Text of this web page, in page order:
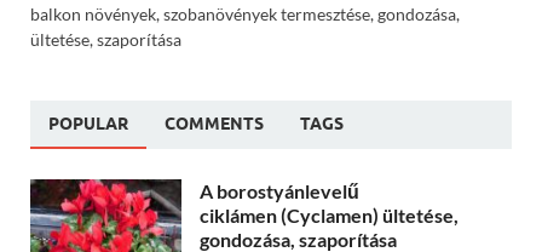
balkon növények, szobanövények termesztése, gondozása,
ültetése, szaporítása
POPULAR COMMENTS TAGS
A borostyánlevelű
ciklámen (Cyclamen) ültetése,
gondozása, szaporítása